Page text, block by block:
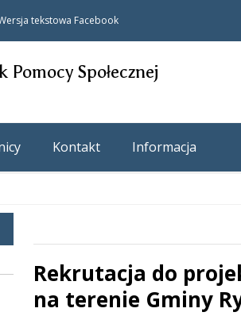
tekstowa Facebook
Społecznej
Kontakt Informacja
miesiąc
Rekrutacja do
na terenie Gminy